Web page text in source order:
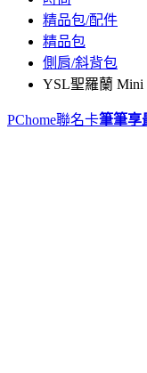
精品包/配件
精品包
側肩/斜背包
YSL聖羅蘭
PChome聯名卡筆筆享